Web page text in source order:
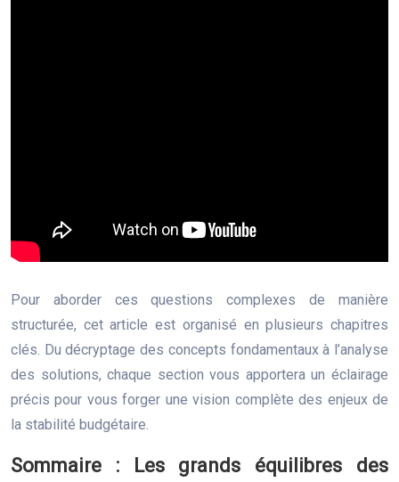
Pour aborder ces questions complexes de manière
structurée, cet article est organisé en plusieurs chapitres
clés. Du décryptage des concepts fondamentaux à l’analyse
des solutions, chaque section vous apportera un éclairage
précis pour vous forger une vision complète des enjeux de
la stabilité budgétaire.
Sommaire : Les grands équilibres des